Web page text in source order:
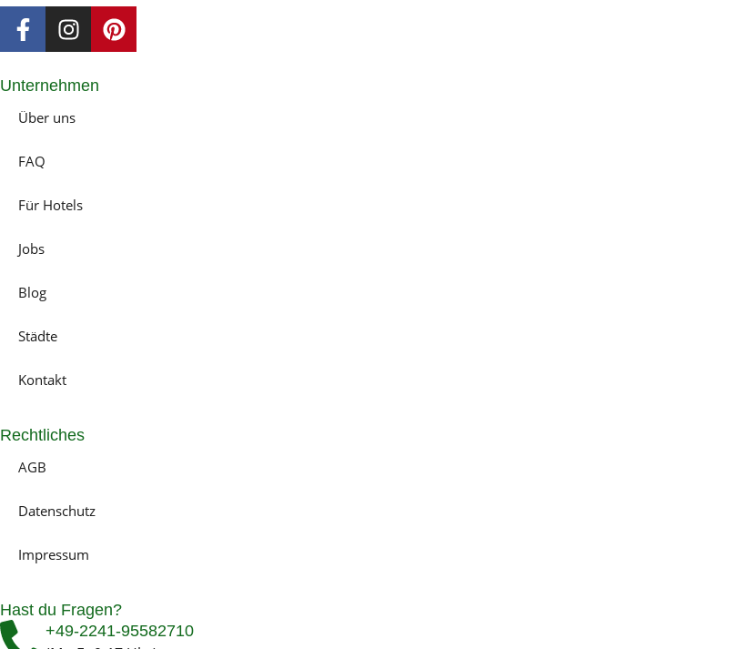
F
a
c
e
b
o
o
k
-
I
n
s
t
a
g
m
P
i
n
Unternehmen
Über uns
FAQ
Für Hotels
Jobs
Blog
Städte
Kontakt
Rechtliches
AGB
Datenschutz
Impressum
Hast du Fragen?
+49-2241-95582710